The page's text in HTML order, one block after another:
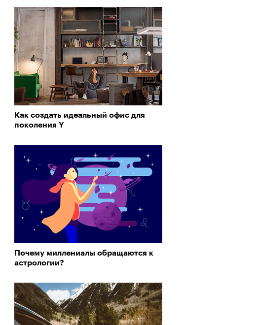
Как создать идеальный офис для
поколения Y
Почему миллениалы обращаются к
астрологии?